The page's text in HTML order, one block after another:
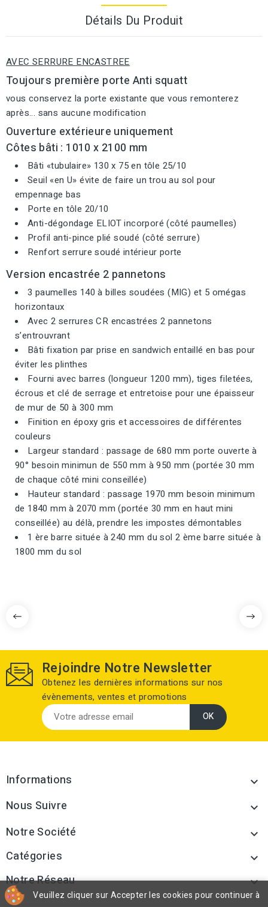
Détails Du Produit
AVEC SERRURE ENCASTREE
Toujours première porte Anti squatt
vous conservez la porte existante que vous remonterez
après... sans aucune modification
Ouverture extérieure uniquement
Côtes bâti : 1010 x 2100 mm
Bâti «tubulaire» 130 x 75 en tôle 25/10
Seuil «en U» évite de faire un trou au sol pour
empennage bas
Porte en tôle 20/10
Anti-dégondage ELIOT incorporé (côté paumelles)
Profil anti-pince plié soudé (côté serrure)
Renfort serrure soudé intérieur porte
Version encastrée 2 pannetons
3 paumelles 140 à billes soudées (MIG) et 5 omégas
horizontaux
Avec 2 serrures CR encastrées 2 pannetons
s’entrouvrant
Bâti fixation par prise en sandwich entaillé en bas pour
éviter les plinthes
Fourni avec barres (longueur 1200 mm), tiges filetées,
écrous et clé de serrage et entretoise pour une épaisseur
de mur de 50 à 300 mm
Finition en époxy gris et accessoires de différentes
couleurs
Largeur standard : passage de 680 mm porte ouverte à
90° besoin minimun de 550 mm à 950 mm (portée 30 mm
de chaque côté mini conseillée)
Hauteur standard : passage 1970 mm besoin minimum
de 1840 mm à 2070 mm (portée 30 mm en haut mini
conseillée) au délà, prendre les impostes démontables
1 ère barre située à 240 mm du sol 2 ème barre située à
1800 mm du sol
Rejoindre Notre Newsletter
Obtenez les dernières informations sur nos
évènements, ventes et promotions
Informations 
Nous Suivre 
Notre Société 
Catégories 
Notre Réseau 
Veuillez cliquer sur Accepter les cookies pour continuer à